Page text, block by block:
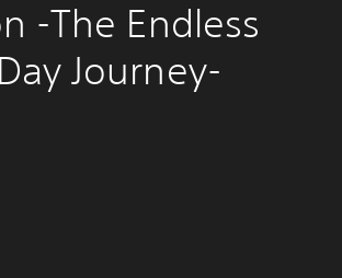
-The Endless
Journey-